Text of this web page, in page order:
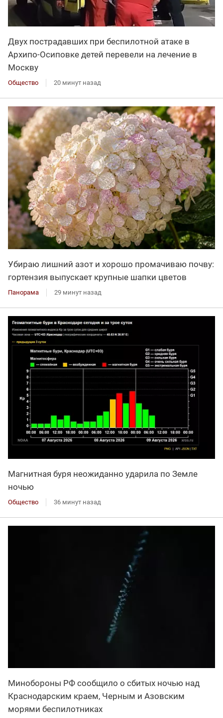
Двух пострадавших при беспилотной атаке в
Архипо-Осиповке детей перевели на лечение в
Москву
Общество 20 минут назад
Убираю лишний азот и хорошо промачиваю почву:
гортензия выпускает крупные шапки цветов
Панорама 29 минут назад
Магнитная буря неожиданно ударила по Земле
ночью
Общество 36 минут назад
Минобороны РФ сообщило о сбитых ночью над
Краснодарским краем, Черным и Азовским
морями беспилотниках